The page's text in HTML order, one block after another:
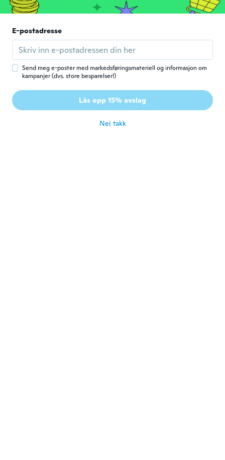
ca. 8 år siden
J Justin
Ble med i 2014 · 12 omtaler
Ignacio
Ble med i 2017 · 7 omtaler · 4 opplastinger
E-postadresse
Send meg e-poster med markedsføringsmateriell og informasjon om
kampanjer (dvs. store besparelser!)
Lås opp 15% avslag
Nei takk